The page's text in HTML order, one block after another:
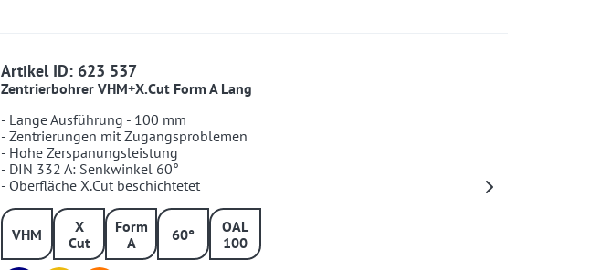
Artikel ID: 623 537623537
Zentrierbohrer VHM+X.Cut Form A Lang
- Lange Ausführung - 100 mm
- Zentrierungen mit Zugangsproblemen
- Hohe Zerspanungsleistung
- DIN 332 A: Senkwinkel 60°
- Oberfläche X.Cut beschichtetet
VHM
X
Cut
Form
A
60°
OAL
100